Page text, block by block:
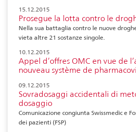
15.12.2015
Prosegue la lotta contro le
Nella sua battaglia contro le nuove
vieta altre 21 sostanze singole.
10.12.2015
Appel d’offres OMC en vue de
nouveau système de
09.12.2015
Sovradosaggi accidentali di
dosaggio
Comunicazione congiunta Swissmedic e
dei pazienti (FSP)